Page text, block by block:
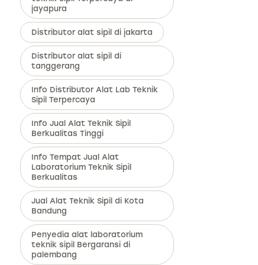
jayapura
Distributor alat sipil di jakarta
Distributor alat sipil di
tanggerang
Info Distributor Alat Lab Teknik
Sipil Terpercaya
Info Jual Alat Teknik Sipil
Berkualitas Tinggi
Info Tempat Jual Alat
Laboratorium Teknik Sipil
Berkualitas
Jual Alat Teknik Sipil di Kota
Bandung
Penyedia alat laboratorium
teknik sipil Bergaransi di
palembang